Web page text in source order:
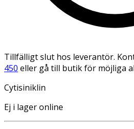
Tillfälligt slut hos leverantör.
450 eller gå till butik för möjliga
Cytisiniklin
Ej i lager online